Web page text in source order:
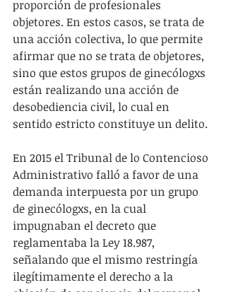
proporción de profesionales
objetores. En estos casos, se trata de
una acción colectiva, lo que permite
afirmar que no se trata de objetores,
sino que estos grupos de ginecólogxs
están realizando una acción de
desobediencia civil, lo cual en
sentido estricto constituye un delito.
En 2015 el Tribunal de lo Contencioso
Administrativo falló a favor de una
demanda interpuesta por un grupo
de ginecólogxs, en la cual
impugnaban el decreto que
reglamentaba la Ley 18.987,
señalando que el mismo restringía
ilegítimamente el derecho a la